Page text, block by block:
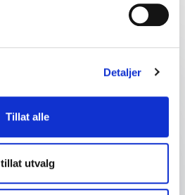
Detaljer
Tillat alle
tillat utvalg